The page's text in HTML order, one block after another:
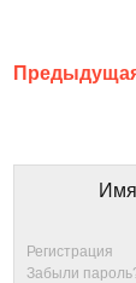
Имя
Регистрация
Забыли